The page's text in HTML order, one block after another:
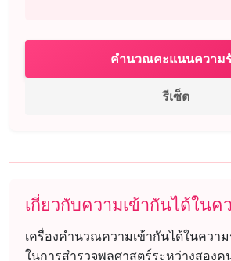
คำนวณคะแนนความ
รีเซ็ต
เกี่ยวกับความเข้ากันได้ในค
เครื่องคำนวณความเข้ากันได้ในควา
ในการสำรวจพลศาสตร์ระหว่างสองค